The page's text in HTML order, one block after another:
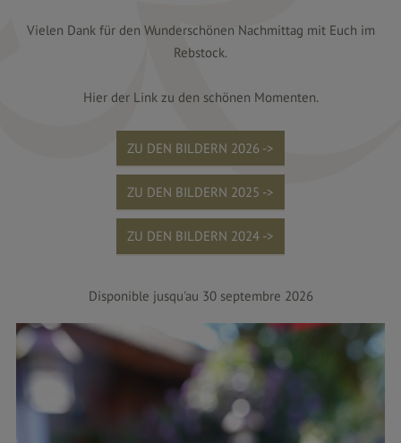
Vielen Dank für den Wunderschönen Nachmittag mit Euch im
Rebstock.
Hier der Link zu den schönen Momenten.
ZU DEN BILDERN 2026 ->
ZU DEN BILDERN 2025 ->
ZU DEN BILDERN 2024 ->
Disponible jusqu'au 30 septembre 2026